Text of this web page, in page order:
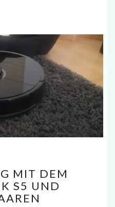
MIT
DEM
ROBOROCK
MIT DEM
S5 UND